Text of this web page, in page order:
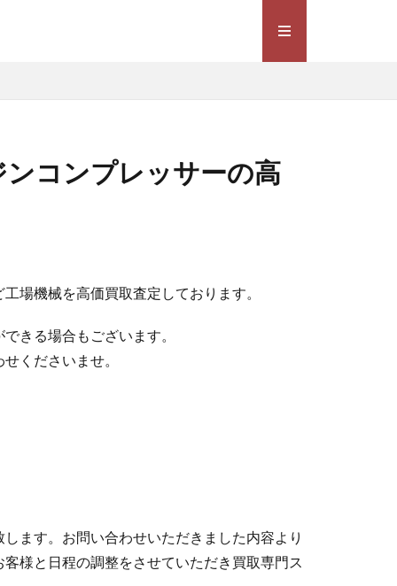
コンプレッサーの高
場機械を高価買取査定しております。
きる場合もございます。
くださいませ。
ます。お問い合わせいただきました内容より
様と日程の調整をさせていただき買取専門ス